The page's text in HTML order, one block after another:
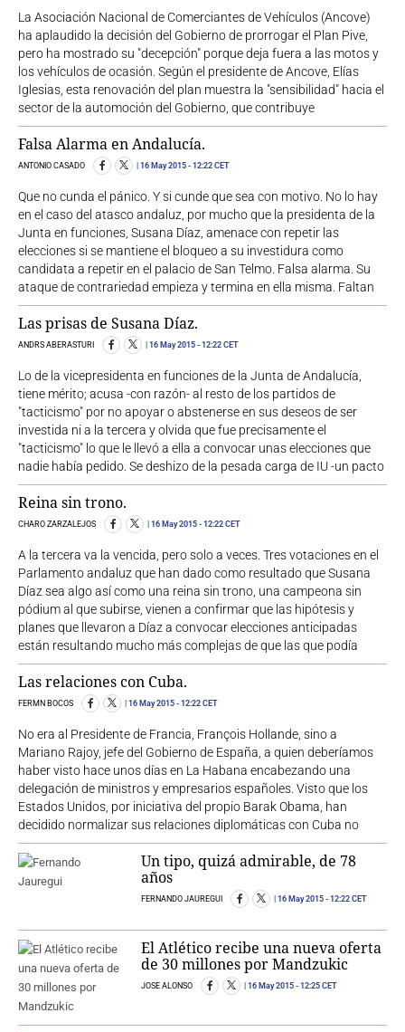
La Asociación Nacional de Comerciantes de Vehículos (Ancove)
ha aplaudido la decisión del Gobierno de prorrogar el Plan Pive,
pero ha mostrado su "decepción" porque deja fuera a las motos y
los vehículos de ocasión. Según el presidente de Ancove, Elías
Iglesias, esta renovación del plan muestra la "sensibilidad" hacia el
sector de la automoción del Gobierno, que contribuye
Falsa Alarma en Andalucía.
ANTONIO CASADO 16 May 2015 - 12:22 CET
Que no cunda el pánico. Y si cunde que sea con motivo. No lo hay
en el caso del atasco andaluz, por mucho que la presidenta de la
Junta en funciones, Susana Díaz, amenace con repetir las
elecciones si se mantiene el bloqueo a su investidura como
candidata a repetir en el palacio de San Telmo. Falsa alarma. Su
ataque de contrariedad empieza y termina en ella misma. Faltan
Las prisas de Susana Díaz.
ANDRS ABERASTURI 16 May 2015 - 12:22 CET
Lo de la vicepresidenta en funciones de la Junta de Andalucía,
tiene mérito; acusa -con razón- al resto de los partidos de
"tacticismo" por no apoyar o abstenerse en sus deseos de ser
investida ni a la tercera y olvida que fue precisamente el
"tacticismo" lo que le llevó a ella a convocar unas elecciones que
nadie había pedido. Se deshizo de la pesada carga de IU -un pacto
Reina sin trono.
CHARO ZARZALEJOS 16 May 2015 - 12:22 CET
A la tercera va la vencida, pero solo a veces. Tres votaciones en el
Parlamento andaluz que han dado como resultado que Susana
Díaz sea algo así como una reina sin trono, una campeona sin
pódium al que subirse, vienen a confirmar que las hipótesis y
planes que llevaron a Díaz a convocar elecciones anticipadas
están resultando mucho más complejas de que las que podía
Las relaciones con Cuba.
FERMN BOCOS 16 May 2015 - 12:22 CET
No era al Presidente de Francia, François Hollande, sino a
Mariano Rajoy, jefe del Gobierno de España, a quien deberíamos
haber visto hace unos días en La Habana encabezando una
delegación de ministros y empresarios españoles. Visto que los
Estados Unidos, por iniciativa del propio Barak Obama, han
decidido normalizar sus relaciones diplomáticas con Cuba no
Un tipo, quizá admirable, de 78
años
FERNANDO JAUREGUI 16 May 2015 - 12:22 CET
El Atlético recibe una nueva oferta
de 30 millones por Mandzukic
JOSE ALONSO 16 May 2015 - 12:25 CET